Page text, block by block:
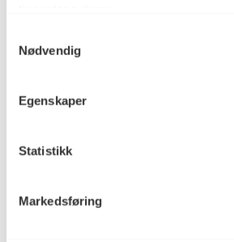
Nødvendig
Egenskaper
Statistikk
Markedsføring
Mål